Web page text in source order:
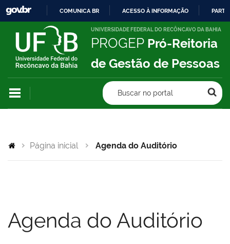
IR
PARA
CONTEÚDO
COMUNICA BR ACESSO À INFORMAÇÃO
UNIVERSIDADE FEDERAL DO RECÔNCAVO DA BAHIA
PROGEP Pró-Reitoria
de Gestão de Pessoas
Buscar no portal
Página inicial Agenda do Auditório
Agenda do Auditório